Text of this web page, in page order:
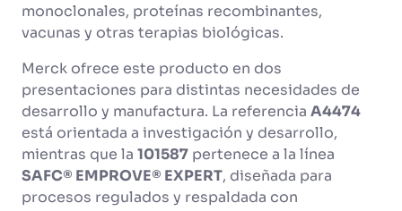
monoclonales, proteínas recombinantes,
vacunas y otras terapias biológicas.
Merck ofrece este producto en dos
presentaciones para distintas necesidades de
desarrollo y manufactura. La referencia A4474
está orientada a investigación y desarrollo,
mientras que la 101587 pertenece a la línea
SAFC® EMPROVE® EXPERT, diseñada para
procesos regulados y respaldada con